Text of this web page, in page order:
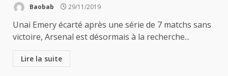
Baobab 29/11/2019
Unai Emery écarté après une série de 7 matchs sans
victoire, Arsenal est désormais à la recherche...
Lire la suite